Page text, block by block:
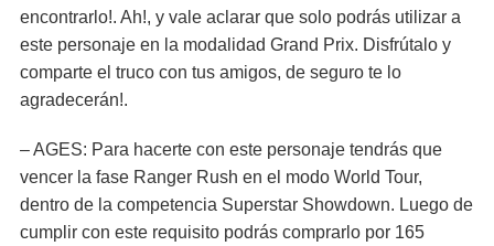
encontrarlo!. Ah!, y vale aclarar que solo podrás utilizar a
este personaje en la modalidad Grand Prix. Disfrútalo y
comparte el truco con tus amigos, de seguro te lo
agradecerán!.
– AGES: Para hacerte con este personaje tendrás que
vencer la fase Ranger Rush en el modo World Tour,
dentro de la competencia Superstar Showdown. Luego de
cumplir con este requisito podrás comprarlo por 165